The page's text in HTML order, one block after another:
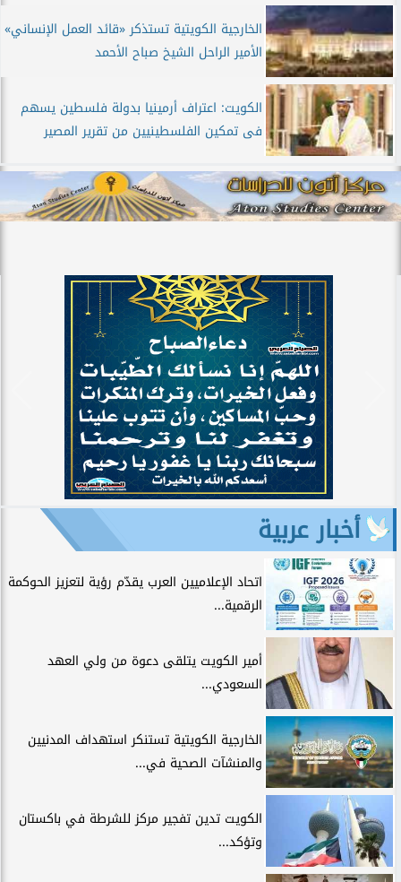
الخارجية الكويتية تستذكر «قائد العمل الإنساني»
الأمير الراحل الشيخ صباح الأحمد
الكويت: اعتراف أرمينيا بدولة فلسطين يسهم
فى تمكين الفلسطينيين من تقرير المصير
أخبار عربية
اتحاد الإعلاميين العرب يقدّم رؤية لتعزيز الحوكمة
الرقمية...
أمير الكويت يتلقى دعوة من ولي العهد
السعودي...
الخارجية الكويتية تستنكر استهداف المدنيين
والمنشآت الصحية في...
الكويت تدين تفجير مركز للشرطة في باكستان
وتؤكد...